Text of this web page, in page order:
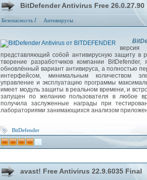
BitDefender Antivirus Free 26.0.27.90
Безопасность / Антивирусы
представляющий собой антивирусную защиту в
творение разработчиков компании
обновлённый вариант антивируса, а полностью
интерфейсом, минимальным количеством
управление и эксплуатацию программы
имеет модуль защиты в реальном времени, и
запущен по желанию пользователя в любое
получила заслуженные награды при
лабораториями занимающихся анализом
BitDefender
avast! Free Antivirus 22.9.6035 Final